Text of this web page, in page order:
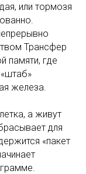
или тормозя
Трансфер
памяти, где
железа.
а живут
для
«пакет